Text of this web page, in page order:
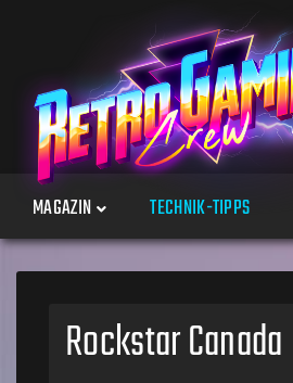
MAGAZIN TECHNIK-TIPPS
Rockstar Canada